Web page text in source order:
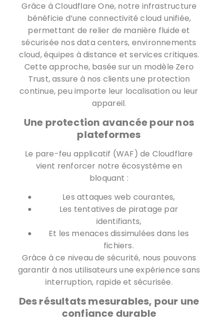
Grâce à Cloudflare One, notre infrastructure
bénéficie d’une connectivité cloud unifiée,
permettant de relier de manière fluide et
sécurisée nos data centers, environnements
cloud, équipes à distance et services critiques.
Cette approche, basée sur un modèle Zero
Trust, assure à nos clients une protection
continue, peu importe leur localisation ou leur
appareil.
Une protection avancée pour nos
plateformes
Le pare-feu applicatif (WAF) de Cloudflare
vient renforcer notre écosystème en
bloquant :
Les attaques web courantes,
Les tentatives de piratage par
identifiants,
Et les menaces dissimulées dans les
fichiers.
Grâce à ce niveau de sécurité, nous pouvons
garantir à nos utilisateurs une expérience sans
interruption, rapide et sécurisée.
Des résultats mesurables, pour une
confiance durable